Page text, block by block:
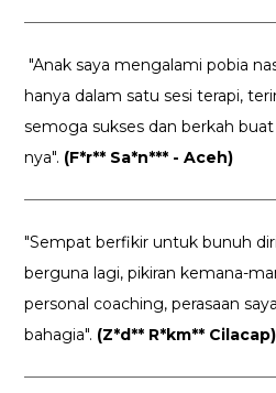
"Anak saya mengalami pobia
hanya dalam satu sesi terapi,
semoga sukses dan berkah
nya". (F*r** Sa*n*** - Aceh)
"Sempat berfikir untuk bunuh
berguna lagi, pikiran kemana-
personal coaching, perasaan
bahagia". (Z*d** R*km** Cilacap)